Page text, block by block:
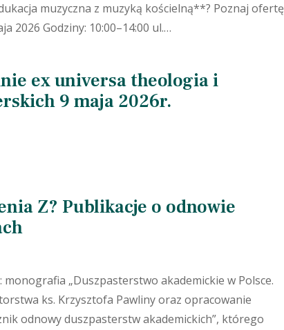
muzyczna z muzyką kościelną**? Poznaj ofertę
2026 Godziny: 10:00–14:00 ul.…
ex universa theologia i
9 maja 2026r.
Z? Publikacje o odnowie
monografia „Duszpasterstwo akademickie w Polsce.
ks. Krzysztofa Pawliny oraz opracowanie
odnowy duszpasterstw akademickich”, którego